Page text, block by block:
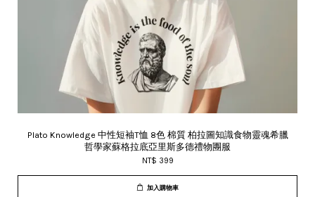
Plato Knowledge 中性短袖T恤 8色 棉質 柏拉圖知識食物靈魂希臘
哲學家蘇格拉底亞里斯多德禮物團服
NT$ 399
加入購物車